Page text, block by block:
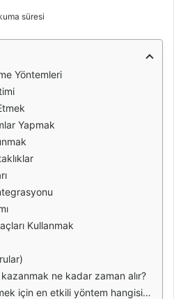
süresi
Yöntemleri
Yapmak
Kullanmak
ne kadar zaman alır?
için en etkili yöntem hangisidir?